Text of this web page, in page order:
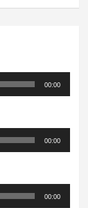
00:00
00:00
00:00